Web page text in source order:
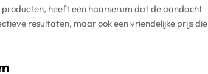
heeft een haarserum dat de aandacht
resultaten, maar ook een vriendelijke prijs die